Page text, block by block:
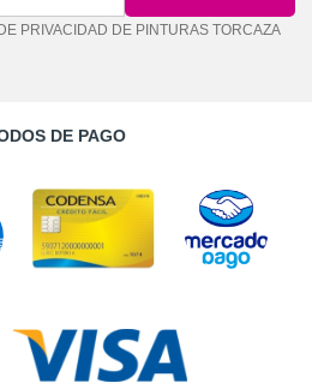
PRIVACIDAD DE PINTURAS TORCAZA
DE PAGO